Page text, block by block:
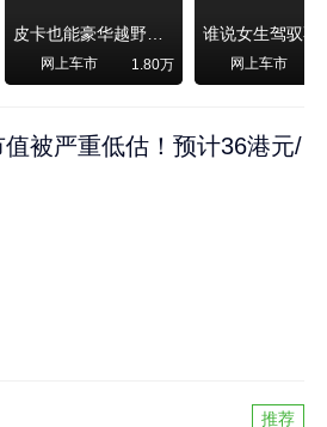
皮卡也能豪华越野！纵横F700上市，限时卖29.99万起
网上车市 1.80万 网上车市
被严重低估！预计36港元/
推荐